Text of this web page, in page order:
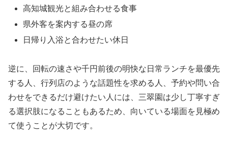
高知城観光と組み合わせる食事
県外客を案内する昼の席
日帰り入浴と合わせたい休日
逆に、回転の速さや千円前後の明快な日常ランチを最優先
する人、行列店のような話題性を求める人、予約や問い合
わせをできるだけ避けたい人には、三翠園は少し丁寧すぎ
る選択肢になることもあるため、向いている場面を見極め
て使うことが大切です。